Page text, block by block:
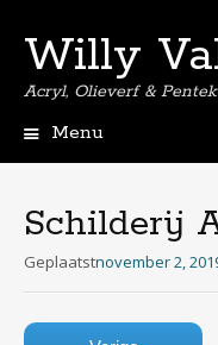
Willy
Acryl, Olieverf &
Menu
inhoud
Schilderij
Geplaatstnovember 2,